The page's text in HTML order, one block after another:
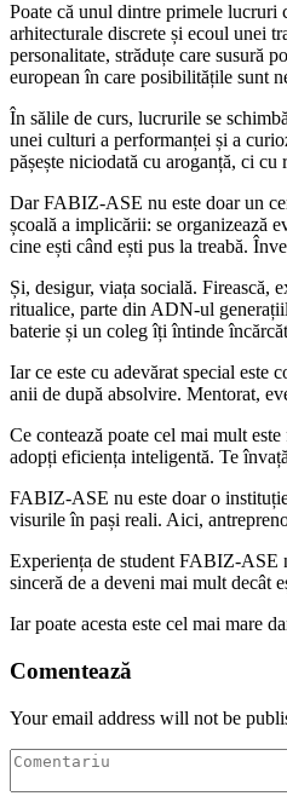
Poate că unul dintre primele lucruri
arhitecturale discrete și ecoul unei
personalitate, străduțe care susură
european în care posibilitățile sunt
În sălile de curs, lucrurile se
unei culturi a performanței și a
pășește niciodată cu aroganță, ci
Dar FABIZ-ASE nu este doar un
școală a implicării: se organizează
cine ești când ești pus la treabă.
Și, desigur, viața socială. Firească,
ritualice, parte din ADN-ul
baterie și un coleg îți întinde
Iar ce este cu adevărat special
anii de după absolvire. Mentorat,
Ce contează poate cel mai mult
adopți eficiența inteligentă. Te
FABIZ-ASE nu este doar o
visurile în pași reali. Aici,
Experiența de student FABIZ-ASE
sinceră de a deveni mai mult decât
Iar poate acesta este cel mai mare
Comentează
Your email address will not be